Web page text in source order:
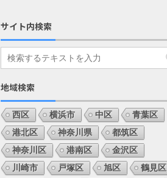
サイト内検索
地域検索
西区 横浜市 中区
青葉区
港北区
神奈川県
都筑区
神奈川区
港南区
金沢区
川崎市
戸塚区 旭区
鶴見区